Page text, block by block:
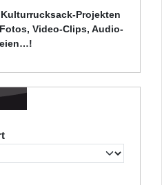
Projekten
Video-Clips, Audio-